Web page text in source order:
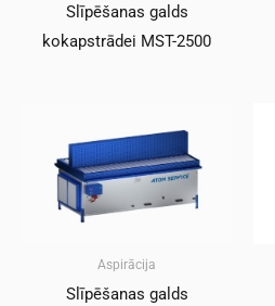
Slīpēšanas galds
kokapstrādei MST-2500
Aspirācija
Slīpēšanas galds